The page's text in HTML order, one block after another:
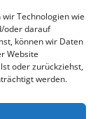
Technologien wie
oder darauf
können wir Daten
Website
oder zurückziehst,
werden.